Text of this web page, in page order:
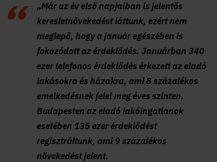
„Már az év első napjaiban is jelentős
keresletnövekedést láttunk, ezért nem
meglepő, hogy a január egészében is
fokozódott az érdeklődés. Januárban 340
ezer telefonos érdeklődés érkezett az eladó
lakásokra és házakra, ami 8 százalékos
emelkedésnek felel meg éves szinten.
Budapesten az eladó lakóingatlanok
esetében 135 ezer érdeklődést
regisztráltunk, ami 9 százalékos
növekedést jelent.